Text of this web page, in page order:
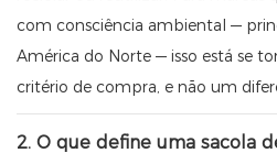
com consciência ambiental —
América do Norte — isso está se
critério de compra, e não um
2. O que define uma sacola